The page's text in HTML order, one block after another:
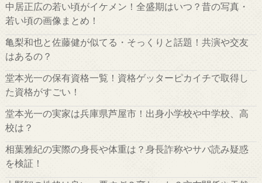
中居正広の若い頃がイケメン！全盛期はいつ？昔の写真・
若い頃の画像まとめ！
亀梨和也と佐藤健が似てる・そっくりと話題！共演や交友
はあるの？
堂本光一の保有資格一覧！資格ゲッターピカイチで取得し
た資格がすごい！
堂本光一の実家は兵庫県芦屋市！出身小学校や中学校、高
校は？
相葉雅紀の実際の身長や体重は？身長詐称やサバ読み疑惑
を検証！